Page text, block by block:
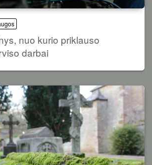
nuo kurio priklauso
darbai